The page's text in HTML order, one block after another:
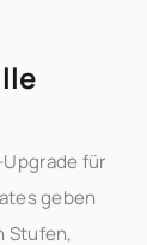
für
geben
Stufen,